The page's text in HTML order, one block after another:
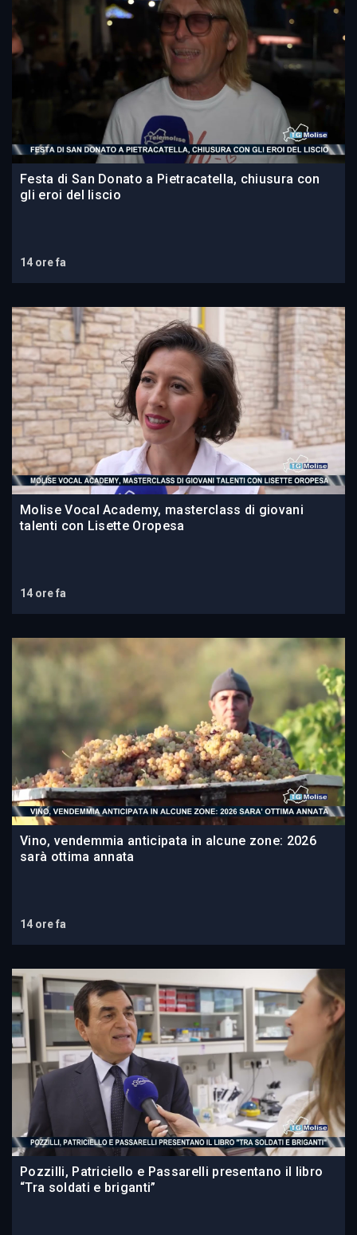
Festa di San Donato a Pietracatella, chiusura con
gli eroi del liscio
14 ore fa
Molise Vocal Academy, masterclass di giovani
talenti con Lisette Oropesa
14 ore fa
Vino, vendemmia anticipata in alcune zone: 2026
sarà ottima annata
14 ore fa
Pozzilli, Patriciello e Passarelli presentano il libro
“Tra soldati e briganti”